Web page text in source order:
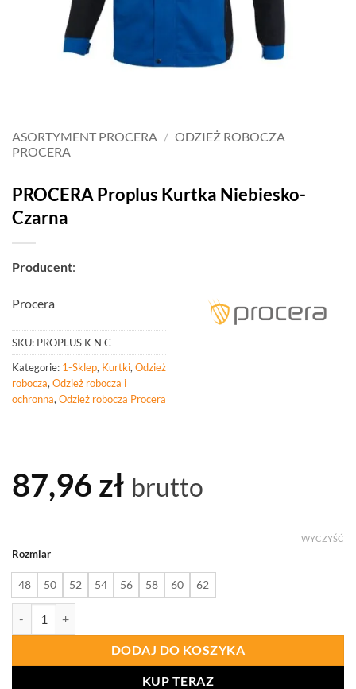
ASORTYMENT PROCERA / ODZIEŻ ROBOCZA
PROCERA
PROCERA Proplus Kurtka Niebiesko-
Czarna
Producent:
Procera
SKU: PROPLUS K N C
Kategorie: 1-Sklep, Kurtki, Odzież
robocza, Odzież robocza i
ochronna, Odzież robocza Procera
87,96 zł brutto
Rozmiar
48 50 52 54 56 58 60 62
WYCZYŚĆ
DODAJ DO KOSZYKA
KUP TERAZ